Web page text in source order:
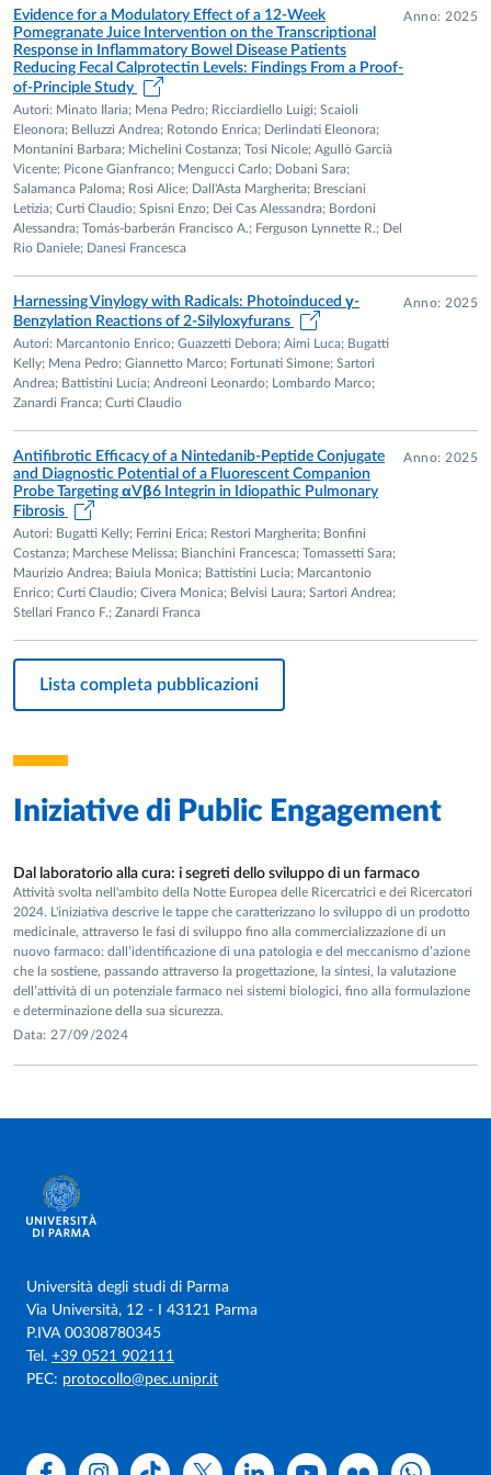
attenzione è stata rivolta al ruolo svolto dai flavan-3-oli nella
prevenzione di patologie croniche; esistono infatti evidenze
sostanziali in vitro circa la loro influenza in diversi processi
nelle cellule di mammifero. Le evidenze scientifiche
accumulate negli ultimi dieci anni indicano che gli effetti
benefici dei flavan-3-oli potrebbero essere attribuiti non
tanto ai composti originari, quanto ai corrispondenti
metaboliti coniugati e principalmente a quelli derivati dal
catabolismo microbico delle epicatechine e
proanthocianidine (ovvero i γ-valerolattoni). I γ-valerolattoni
commercialmente disponibili ed essendo metaboliti misti,
umani/microbici, non è possibile isolarli da matrici
biologiche in quantità apprezzabili. Per risolvere tale
ostacolo, la sintesi asimmetrica si presenta come un
biologico. In collaborazione con il gruppo del Prof. del Rio
del Dipartimento di Scienze Medico-Veterinarie, è stato
messo a punto un piano sintetico efficiente, versatile e
divergente finalizzato all’ottenimento in entrambe le forme
enantiomeriche, di una serie di metaboliti γ-valerolattonici
non coniugati (agliconi), e di alcuni dei loro coniugati epatici
stati sfruttati sia come “standard analitici” , sia testati in
vitro come modulatori/protettori di adipociti bruni, implicati
di Escherichia coli uropatogena.
Evidence for a Modulatory Effect of a 12‐Week
Pomegranate Juice Intervention on the Transcriptional
Response in Inflammatory Bowel Disease Patients
Reducing Fecal Calprotectin Levels: Findings From a Proof‐
of‐Principle Study
Autori: Minato Ilaria; Mena Pedro; Ricciardiello Luigi; Scaioli
Eleonora; Belluzzi Andrea; Rotondo Enrica; Derlindati Eleonora;
Montanini Barbara; Michelini Costanza; Tosi Nicole; Agullò Garcià
Vicente; Picone Gianfranco; Mengucci Carlo; Dobani Sara;
Salamanca Paloma; Rosi Alice; Dall'Asta Margherita; Bresciani
Letizia; Curti Claudio; Spisni Enzo; Dei Cas Alessandra; Bordoni
Alessandra; Tomás‐barberán Francisco A.; Ferguson Lynnette R.; Del
Rio Daniele; Danesi Francesca
Anno: 2025
Harnessing Vinylogy with Radicals: Photoinduced γ-
Benzylation Reactions of 2-Silyloxyfurans
Autori: Marcantonio Enrico; Guazzetti Debora; Aimi Luca; Bugatti
Kelly; Mena Pedro; Giannetto Marco; Fortunati Simone; Sartori
Andrea; Battistini Lucia; Andreoni Leonardo; Lombardo Marco;
Zanardi Franca; Curti Claudio
Anno: 2025
Antifibrotic Efficacy of a Nintedanib-Peptide Conjugate
and Diagnostic Potential of a Fluorescent Companion
Probe Targeting αVβ6 Integrin in Idiopathic Pulmonary
Fibrosis
Autori: Bugatti Kelly; Ferrini Erica; Restori Margherita; Bonfini
Costanza; Marchese Melissa; Bianchini Francesca; Tomassetti Sara;
Maurizio Andrea; Baiula Monica; Battistini Lucia; Marcantonio
Enrico; Curti Claudio; Civera Monica; Belvisi Laura; Sartori Andrea;
Stellari Franco F.; Zanardi Franca
Anno: 2025
Lista completa pubblicazioni
Iniziative di Public Engagement
Dal laboratorio alla cura: i segreti dello sviluppo di un farmaco
Attività svolta nell'ambito della Notte Europea delle Ricercatrici e dei Ricercatori
2024. L'iniziativa descrive le tappe che caratterizzano lo sviluppo di un prodotto
medicinale, attraverso le fasi di sviluppo fino alla commercializzazione di un
nuovo farmaco: dall’identificazione di una patologia e del meccanismo d’azione
che la sostiene, passando attraverso la progettazione, la sintesi, la valutazione
dell’attività di un potenziale farmaco nei sistemi biologici, fino alla formulazione
e determinazione della sua sicurezza.
Data: 27/09/2024
Università degli studi di Parma
Via Università, 12 - I 43121 Parma
P.IVA 00308780345
Tel. +39 0521 902111
PEC: protocollo@pec.unipr.it
FacebookInstagramTikTok X LinkedinYoutubeFlickr